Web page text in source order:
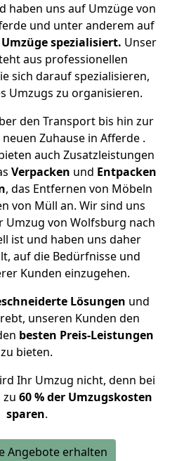
haben uns auf Umzüge von
und unter anderem auf
spezialisiert. Unser
aus professionellen
sich darauf spezialisieren,
Umzugs zu organisieren.
den Transport bis hin zur
Zuhause in Afferde .
auch Zusatzleistungen
Verpacken und Entpacken
, das Entfernen von Möbeln
von Müll an. Wir sind uns
Umzug von Wolfsburg nach
ist und haben uns daher
auf die Bedürfnisse und
Kunden einzugehen.
Lösungen und
unseren Kunden den
besten Preis-Leistungen
zu bieten.
Ihr Umzug nicht, denn bei
zu 60 % der Umzugskosten
sparen.
Angebote erhalten